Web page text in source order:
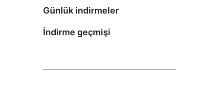
Günlük indirmeler
İndirme geçmişi